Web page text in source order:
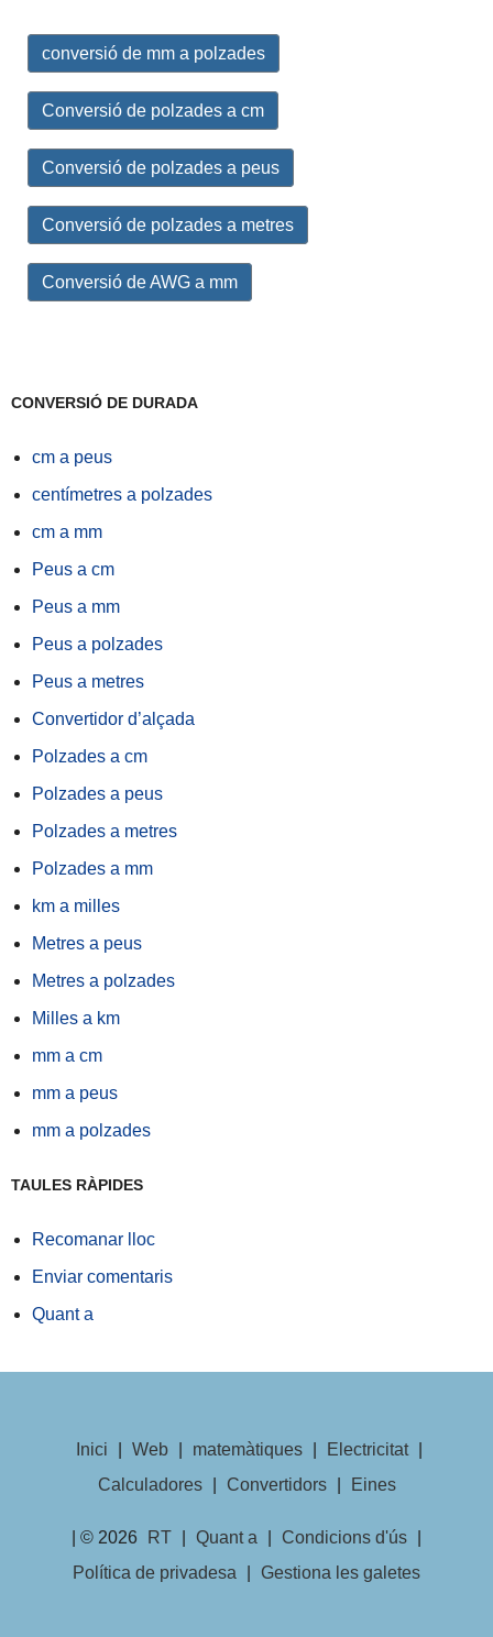
conversió de mm a polzades
Conversió de polzades a cm
Conversió de polzades a peus
Conversió de polzades a metres
Conversió de AWG a mm
CONVERSIÓ DE DURADA
cm a peus
centímetres a polzades
cm a mm
Peus a cm
Peus a mm
Peus a polzades
Peus a metres
Convertidor d’alçada
Polzades a cm
Polzades a peus
Polzades a metres
Polzades a mm
km a milles
Metres a peus
Metres a polzades
Milles a km
mm a cm
mm a peus
mm a polzades
TAULES RÀPIDES
Recomanar lloc
Enviar comentaris
Quant a
Inici Web matemàtiques Electricitat
Calculadores
Convertidors Eines
| © 2026 RT Quant a Condicions d'ús
Política de privadesa
Gestiona les galetes